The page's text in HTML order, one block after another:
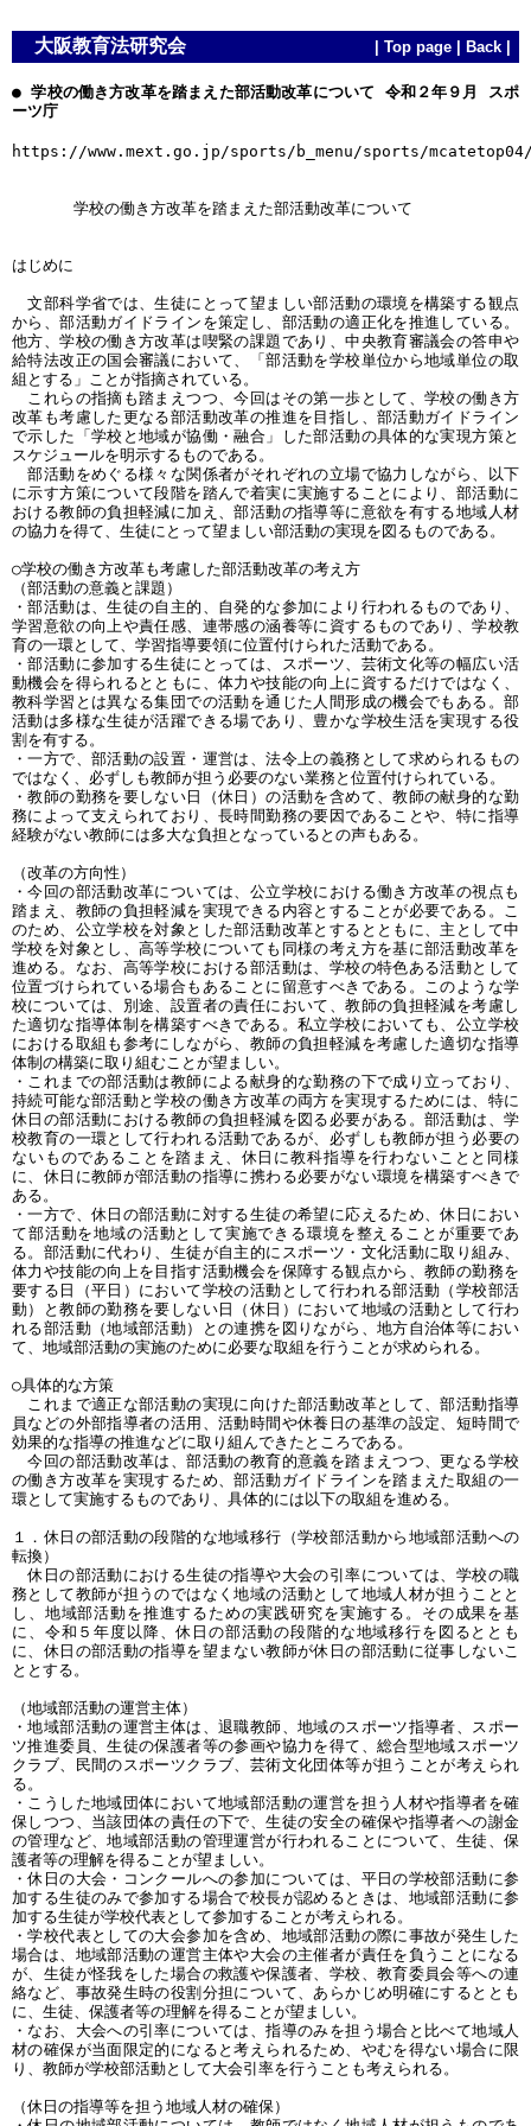
大阪教育法研究会 Top page Back
● 学校の働き方改革を踏まえた部活動改革について 令和２年９月 スポ
ーツ庁
https://www.mext.go.jp/sports/b_menu/sports/
学校の働き方改革を踏まえた部活動改革について
はじめに
文部科学省では、生徒にとって望ましい部活動の環境を構築する観点
から、部活動ガイドラインを策定し、部活動の適正化を推進している。
他方、学校の働き方改革は喫緊の課題であり、中央教育審議会の答申や
給特法改正の国会審議において、「部活動を学校単位から地域単位の取
組とする」ことが指摘されている。
これらの指摘も踏まえつつ、今回はその第一歩として、学校の働き方
改革も考慮した更なる部活動改革の推進を目指し、部活動ガイドライン
で示した「学校と地域が協働・融合」した部活動の具体的な実現方策と
スケジュールを明示するものである。
部活動をめぐる様々な関係者がそれぞれの立場で協力しながら、以下
に示す方策について段階を踏んで着実に実施することにより、部活動に
おける教師の負担軽減に加え、部活動の指導等に意欲を有する地域人材
の協力を得て、生徒にとって望ましい部活動の実現を図るものである。
○学校の働き方改革も考慮した部活動改革の考え方
（部活動の意義と課題）
・部活動は、生徒の自主的、自発的な参加により行われるものであり、
学習意欲の向上や責任感、連帯感の涵養等に資するものであり、学校教
育の一環として、学習指導要領に位置付けられた活動である。
・部活動に参加する生徒にとっては、スポーツ、芸術文化等の幅広い活
動機会を得られるとともに、体力や技能の向上に資するだけではなく、
教科学習とは異なる集団での活動を通じた人間形成の機会でもある。部
活動は多様な生徒が活躍できる場であり、豊かな学校生活を実現する役
割を有する。
・一方で、部活動の設置・運営は、法令上の義務として求められるもの
ではなく、必ずしも教師が担う必要のない業務と位置付けられている。
・教師の勤務を要しない日（休日）の活動を含めて、教師の献身的な勤
務によって支えられており、長時間勤務の要因であることや、特に指導
経験がない教師には多大な負担となっているとの声もある。
（改革の方向性）
・今回の部活動改革については、公立学校における働き方改革の視点も
踏まえ、教師の負担軽減を実現できる内容とすることが必要である。こ
のため、公立学校を対象とした部活動改革とするとともに、主として中
学校を対象とし、高等学校についても同様の考え方を基に部活動改革を
進める。なお、高等学校における部活動は、学校の特色ある活動として
位置づけられている場合もあることに留意すべきである。このような学
校については、別途、設置者の責任において、教師の負担軽減を考慮し
た適切な指導体制を構築すべきである。私立学校においても、公立学校
における取組も参考にしながら、教師の負担軽減を考慮した適切な指導
体制の構築に取り組むことが望ましい。
・これまでの部活動は教師による献身的な勤務の下で成り立っており、
持続可能な部活動と学校の働き方改革の両方を実現するためには、特に
休日の部活動における教師の負担軽減を図る必要がある。部活動は、学
校教育の一環として行われる活動であるが、必ずしも教師が担う必要の
ないものであることを踏まえ、休日に教科指導を行わないことと同様
に、休日に教師が部活動の指導に携わる必要がない環境を構築すべきで
ある。
・一方で、休日の部活動に対する生徒の希望に応えるため、休日におい
て部活動を地域の活動として実施できる環境を整えることが重要であ
る。部活動に代わり、生徒が自主的にスポーツ・文化活動に取り組み、
体力や技能の向上を目指す活動機会を保障する観点から、教師の勤務を
要する日（平日）において学校の活動として行われる部活動（学校部活
動）と教師の勤務を要しない日（休日）において地域の活動として行わ
れる部活動（地域部活動）との連携を図りながら、地方自治体等におい
て、地域部活動の実施のために必要な取組を行うことが求められる。
○具体的な方策
これまで適正な部活動の実現に向けた部活動改革として、部活動指導
員などの外部指導者の活用、活動時間や休養日の基準の設定、短時間で
効果的な指導の推進などに取り組んできたところである。
今回の部活動改革は、部活動の教育的意義を踏まえつつ、更なる学校
の働き方改革を実現するため、部活動ガイドラインを踏まえた取組の一
環として実施するものであり、具体的には以下の取組を進める。
１．休日の部活動の段階的な地域移行（学校部活動から地域部活動への
転換）
休日の部活動における生徒の指導や大会の引率については、学校の職
務として教師が担うのではなく地域の活動として地域人材が担うことと
し、地域部活動を推進するための実践研究を実施する。その成果を基
に、令和５年度以降、休日の部活動の段階的な地域移行を図るととも
に、休日の部活動の指導を望まない教師が休日の部活動に従事しないこ
ととする。
（地域部活動の運営主体）
・地域部活動の運営主体は、退職教師、地域のスポーツ指導者、スポー
ツ推進委員、生徒の保護者等の参画や協力を得て、総合型地域スポーツ
クラブ、民間のスポーツクラブ、芸術文化団体等が担うことが考えられ
る。
・こうした地域団体において地域部活動の運営を担う人材や指導者を確
保しつつ、当該団体の責任の下で、生徒の安全の確保や指導者への謝金
の管理など、地域部活動の管理運営が行われることについて、生徒、保
護者等の理解を得ることが望ましい。
・休日の大会・コンクールへの参加については、平日の学校部活動に参
加する生徒のみで参加する場合で校長が認めるときは、地域部活動に参
加する生徒が学校代表として参加することが考えられる。
・学校代表としての大会参加を含め、地域部活動の際に事故が発生した
場合は、地域部活動の運営主体や大会の主催者が責任を負うことになる
が、生徒が怪我をした場合の救護や保護者、学校、教育委員会等への連
絡など、事故発生時の役割分担について、あらかじめ明確にするととも
に、生徒、保護者等の理解を得ることが望ましい。
・なお、大会への引率については、指導のみを担う場合と比べて地域人
材の確保が当面限定的になると考えられるため、やむを得ない場合に限
り、教師が学校部活動として大会引率を行うことも考えられる。
（休日の指導等を担う地域人材の確保）